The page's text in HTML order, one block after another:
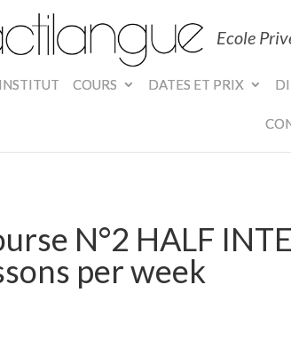
Ecole
COURS DATES ET PRIX
N°2 HALF
per week